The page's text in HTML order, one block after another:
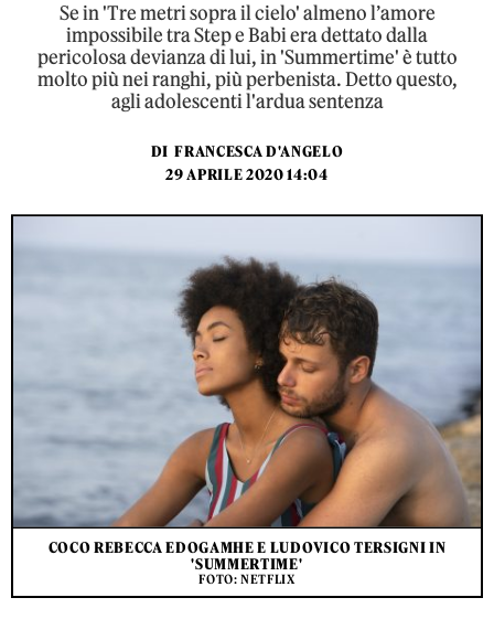
Se in 'Tre metri sopra il cielo' almeno l’amore
impossibile tra Step e Babi era dettato dalla
pericolosa devianza di lui, in 'Summertime' è tutto
molto più nei ranghi, più perbenista. Detto questo,
agli adolescenti l'ardua sentenza
DI FRANCESCA D'ANGELO
29 APRILE 2020 14:04
COCO REBECCA EDOGAMHE E LUDOVICO TERSIGNI IN
'SUMMERTIME'
FOTO: NETFLIX